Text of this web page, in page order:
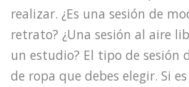
realizar. ¿Es una sesión de
retrato? ¿Una sesión al aire
un estudio? El tipo de sesión
de ropa que debes elegir. Si